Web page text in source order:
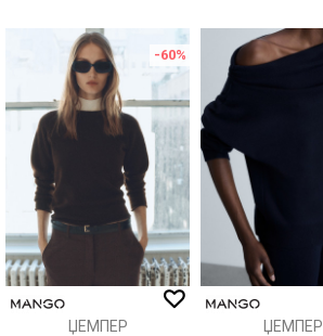
Порака
ИСПРАТИ
-60%
ЏЕМПЕР ЏЕМПЕР